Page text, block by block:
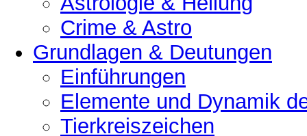
Crime & Astro
Grundlagen & Deutungen
Einführungen
Elemente und Dynamik
Tierkreiszeichen